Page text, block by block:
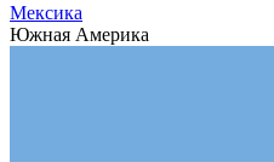
Мексика
Южная Америка